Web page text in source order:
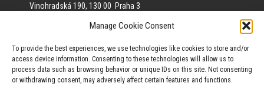
Manage Cookie Consent
To provide the best experiences, we use technologies like cookies to store and/or
access device information. Consenting to these technologies will allow us to
process data such as browsing behavior or unique IDs on this site. Not consenting
or withdrawing consent, may adversely affect certain features and functions.
Vinohradská 190, 130 00 Praha 3
content.